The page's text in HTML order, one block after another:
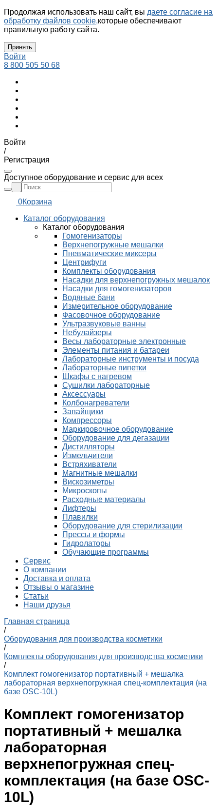
Продолжая использовать наш сайт, вы даете согласие на
обработку файлов cookie,которые обеспечивают
правильную работу сайта.
Принять
Войти
8 800 505 50 68
Войти
/
Регистрация
Доступное оборудование и сервис для всех
0Корзина
Каталог оборудования
Каталог оборудования
Гомогенизаторы
Верхнепогружные мешалки
Пневматические миксеры
Центрифуги
Комплекты оборудования
Насадки для верхнепогружных мешалок
Насадки для гомогенизаторов
Водяные бани
Измерительное оборудование
Фасовочное оборудование
Ультразвуковые ванны
Небулайзеры
Весы лабораторные электронные
Элементы питания и батареи
Лабораторные инструменты и посуда
Лабораторные пипетки
Шкафы с нагревом
Сушилки лабораторные
Аксессуары
Колбонагреватели
Запайщики
Компрессоры
Маркировочное оборудование
Оборудование для дегазации
Дистилляторы
Измельчители
Встряхиватели
Магнитные мешалки
Вискозиметры
Микроскопы
Расходные материалы
Лифтеры
Плавилки
Оборудование для стерилизации
Прессы и формы
Гидролаторы
Обучающие программы
Сервис
О компании
Доставка и оплата
Отзывы о магазине
Статьи
Наши друзья
Главная страница
/
Оборудования для производства косметики
/
Комплекты оборудования для производства косметики
/
Комплект гомогенизатор портативный + мешалка
лабораторная верхнепогружная спец-комплектация (на
базе OSC-10L)
Комплект гомогенизатор
портативный + мешалка
лабораторная
верхнепогружная спец-
комплектация (на базе OSC-
10L)